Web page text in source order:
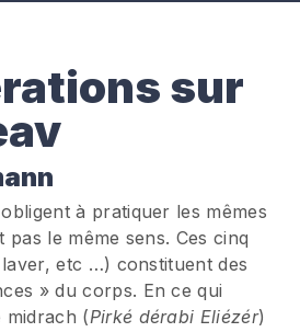
sur
à pratiquer les mêmes
pas le même sens. Ces cinq
etc …) constituent des
» du corps. En ce qui
(Pirké dérabi Eliézér)